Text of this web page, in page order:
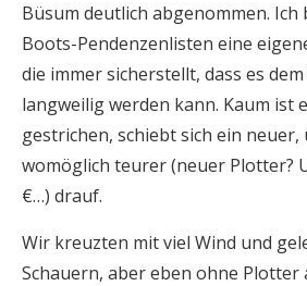
Büsum deutlich abgenommen. Ich
Boots-Pendenzenlisten eine
die immer sicherstellt, dass es
langweilig werden kann. Kaum ist
gestrichen, schiebt sich ein
womöglich teurer (neuer Plotter?
€…) drauf.
Wir kreuzten mit viel Wind und
Schauern, aber eben ohne Plotter